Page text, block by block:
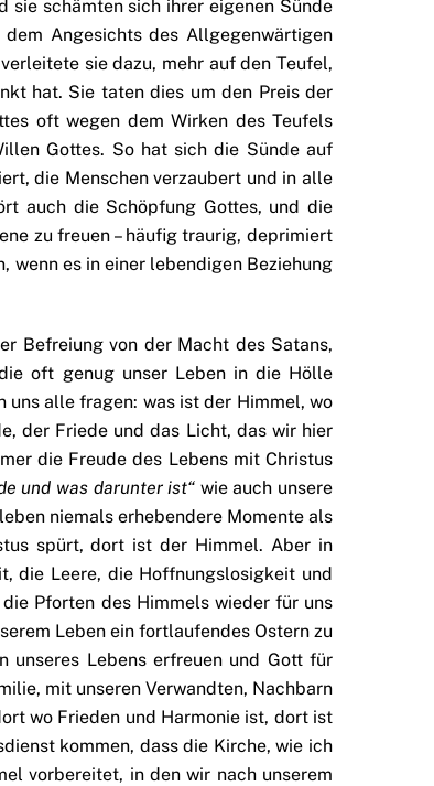
sie schämten sich ihrer eigenen Sünde
Angesichts des Allgegenwärtigen
sie dazu, mehr auf den Teufel,
hat. Sie taten dies um den Preis der
oft wegen dem Wirken des Teufels
Gottes. So hat sich die Sünde auf
die Menschen verzaubert und in alle
auch die Schöpfung Gottes, und die
zu freuen – häufig traurig, deprimiert
wenn es in einer lebendigen Beziehung
Befreiung von der Macht des Satans,
oft genug unser Leben in die Hölle
uns alle fragen: was ist der Himmel, wo
der Friede und das Licht, das wir hier
die Freude des Lebens mit Christus
und was darunter ist“ wie auch unsere
niemals erhebendere Momente als
spürt, dort ist der Himmel. Aber in
die Leere, die Hoffnungslosigkeit und
Pforten des Himmels wieder für uns
Leben ein fortlaufendes Ostern zu
unseres Lebens erfreuen und Gott für
mit unseren Verwandten, Nachbarn
wo Frieden und Harmonie ist, dort ist
kommen, dass die Kirche, wie ich
vorbereitet, in den wir nach unserem